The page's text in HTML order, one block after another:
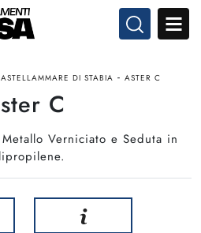
DI STABIA - ASTER C
C
Verniciato e Seduta in